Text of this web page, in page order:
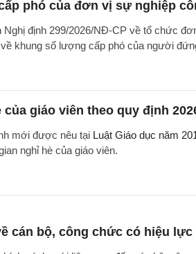
phó của đơn vị sự nghiệp
Nghị định 299/2026/NĐ-CP về tổ chức
khung số lượng cấp phó của người
giáo viên theo quy định
mới được nêu tại Luật Giáo dục năm
nghỉ hè của giáo viên.
cán bộ, công chức có hiệu lực